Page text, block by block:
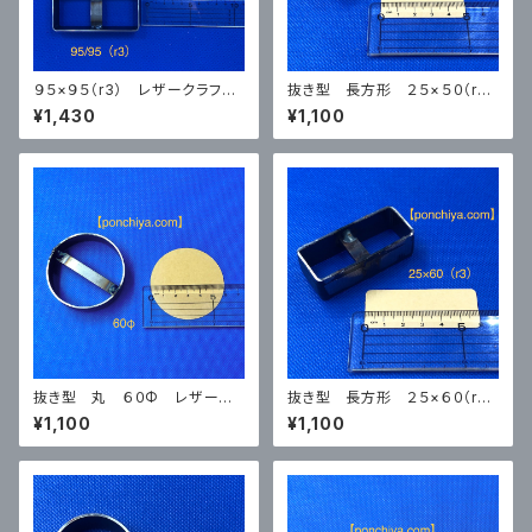
９５×９５（r3） レザークラフ
ト 抜き型 タグ 四角 抜
型 スウェーデン鋼
¥1,430
抜き型 長方形 ２５×５０（r3）
レザークラフト タグ スウェ
ーデン鋼 抜型
¥1,100
抜き型 丸 ６０Φ レザーク
ラフト スウェーデン鋼 抜型
¥1,100
抜き型 長方形 ２５×６０（r3）
レザークラフト タグ スウェ
ーデン鋼 抜型
¥1,100